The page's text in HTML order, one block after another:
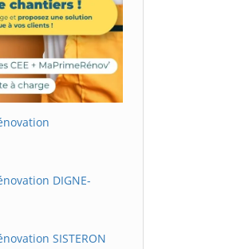
DIGNE-
SISTERON